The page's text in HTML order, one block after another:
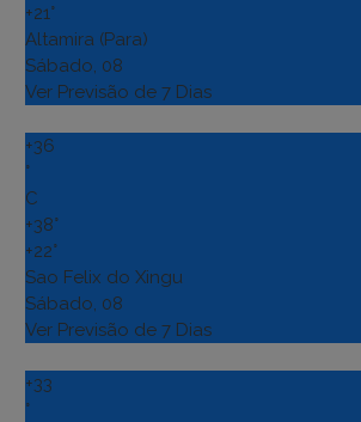
+21°
Altamira (Para)
Sábado, 08
Ver Previsão de 7 Dias
+36
°
C
+38°
+22°
Sao Felix do Xingu
Sábado, 08
Ver Previsão de 7 Dias
+33
°